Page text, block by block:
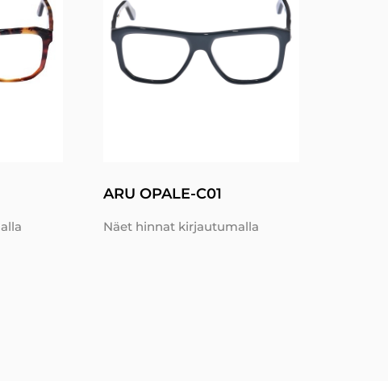
ARU OPALE-C01
Näet hinnat kirjautumalla